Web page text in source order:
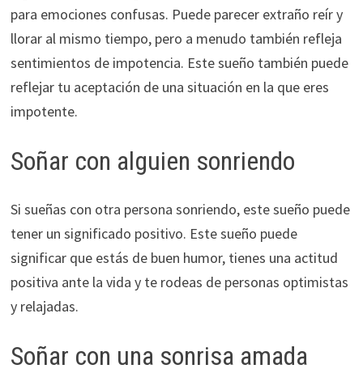
para emociones confusas. Puede parecer extraño reír y
llorar al mismo tiempo, pero a menudo también refleja
sentimientos de impotencia. Este sueño también puede
reflejar tu aceptación de una situación en la que eres
impotente.
Soñar con alguien sonriendo
Si sueñas con otra persona sonriendo, este sueño puede
tener un significado positivo. Este sueño puede
significar que estás de buen humor, tienes una actitud
positiva ante la vida y te rodeas de personas optimistas
y relajadas.
Soñar con una sonrisa amada